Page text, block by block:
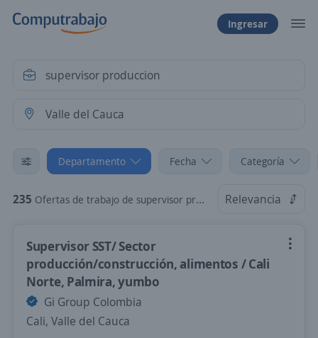
Ingresar
Departamento Fecha Categoría
235 Ofertas de trabajo de supervisor produccion en Valle del Cauca Relevancia
Supervisor SST/ Sector
producción/construcción, alimentos / Cali
Norte, Palmira, yumbo
Gi Group Colombia
Cali, Valle del Cauca